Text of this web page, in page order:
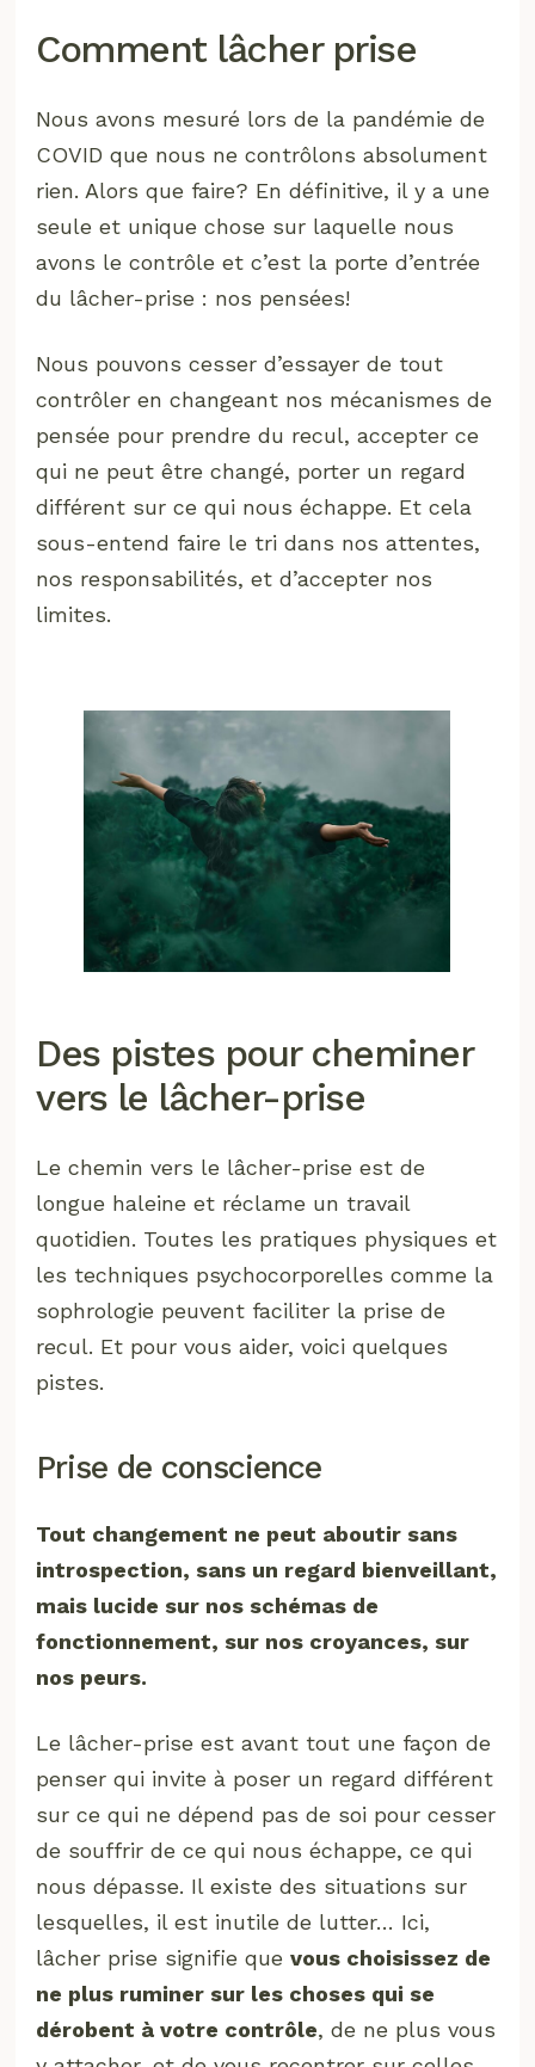
Comment lâcher prise
Nous avons mesuré lors de la pandémie de
COVID que nous ne contrôlons absolument
rien. Alors que faire? En définitive, il y a une
seule et unique chose sur laquelle nous
avons le contrôle et c’est la porte d’entrée
du lâcher-prise : nos pensées!
Nous pouvons cesser d’essayer de tout
contrôler en changeant nos mécanismes de
pensée pour prendre du recul, accepter ce
qui ne peut être changé, porter un regard
différent sur ce qui nous échappe. Et cela
sous-entend faire le tri dans nos attentes,
nos responsabilités, et d’accepter nos
limites.
Des pistes pour cheminer
vers le lâcher-prise
Le chemin vers le lâcher-prise est de
longue haleine et réclame un travail
quotidien. Toutes les pratiques physiques et
les techniques psychocorporelles comme la
sophrologie peuvent faciliter la prise de
recul. Et pour vous aider, voici quelques
pistes.
Prise de conscience
Tout changement ne peut aboutir sans
introspection, sans un regard bienveillant,
mais lucide sur nos schémas de
fonctionnement, sur nos croyances, sur
nos peurs.
Le lâcher-prise est avant tout une façon de
penser qui invite à poser un regard différent
sur ce qui ne dépend pas de soi pour cesser
de souffrir de ce qui nous échappe, ce qui
nous dépasse. Il existe des situations sur
lesquelles, il est inutile de lutter… Ici,
lâcher prise signifie quevous choisissez de
ne plus ruminer sur les choses qui se
dérobent à votre contrôle, de ne plus vous